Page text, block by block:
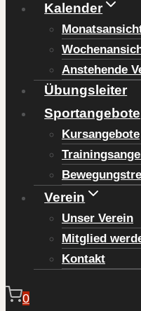
Kalender
Anstehende
Übungsleiter
Sportangebote
Kursangebote
Verein
Unser Verein
Mitglied
Kontakt
0